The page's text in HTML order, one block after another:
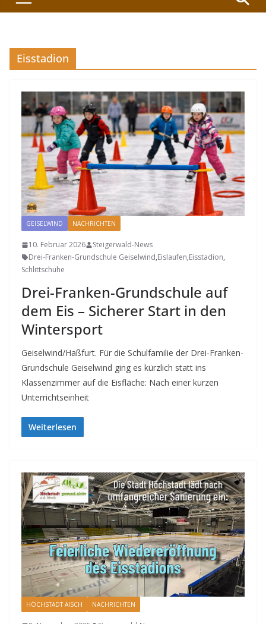
Eisstadion
GEISELWIND NACHRICHTEN
10. Februar 2026
Steigerwald-News
Drei-Franken-Grundschule Geiselwind,Eislaufen,Eisstadion,
Schlittschuhe
Drei-Franken-Grundschule auf
dem Eis – Sicherer Start in den
Wintersport
Geiselwind/Haßfurt. Für die Schulfamilie der Drei-Franken-
Grundschule Geiselwind ging es kürzlich statt ins
Klassenzimmer auf die Eisfläche: Nach einer kurzen
Unterrichtseinheit
Weiterlesen
HÖCHSTADT AISCH NACHRICHTEN